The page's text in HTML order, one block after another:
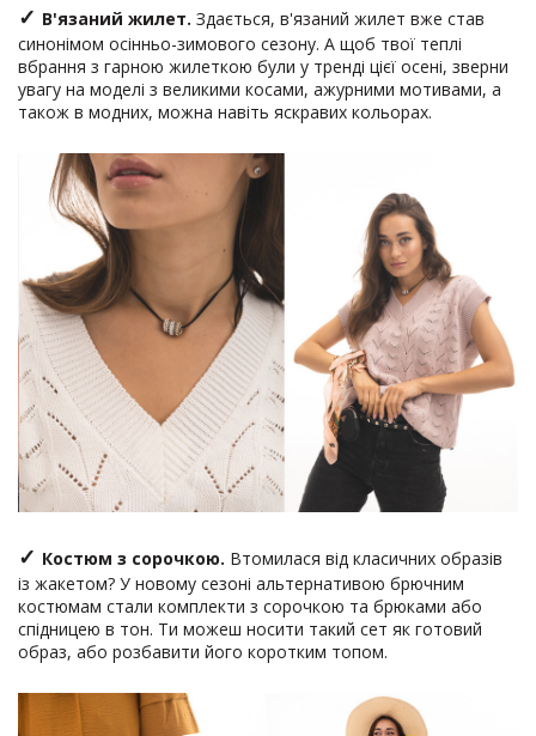
✓ В'язаний жилет. Здається, в'язаний жилет вже став
синонімом осінньо-зимового сезону. А щоб твої теплі
вбрання з гарною жилеткою були у тренді цієї осені, зверни
увагу на моделі з великими косами, ажурними мотивами, а
також в модних, можна навіть яскравих кольорах.
✓ Костюм з сорочкою. Втомилася від класичних образів
із жакетом? У новому сезоні альтернативою брючним
костюмам стали комплекти з сорочкою та брюками або
спідницею в тон. Ти можеш носити такий сет як готовий
образ, або розбавити його коротким топом.